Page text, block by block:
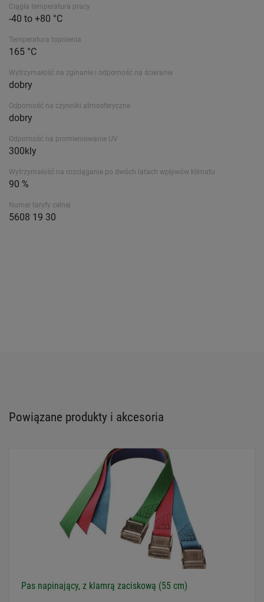
Ciągła temperatura pracy
-40 to +80 °C
Temperatura topnienia
165 °C
Wytrzymałość na zginanie i odporność na ścieranie
dobry
Odporność na czynniki atmosferyczne
dobry
Odporność na promieniowanie UV
300kly
Wytrzymałość na rozciąganie po dwóch latach wpływów klimatu
90 %
Numer taryfy celnej
5608 19 30
Powiązane produkty i akcesoria
Pas napinający, z klamrą zaciskową (55 cm)